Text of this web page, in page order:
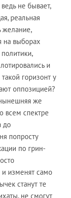
не бывает,
реальная
желание,
на выборах
и
горизонт у
оппозицией?
же
всем спектре
до
попросту
по грин-
и изменят само
станут те
не смогут